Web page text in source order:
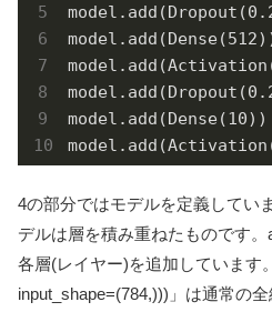
model.add(Dropout(
model.add(Dense(512
model.add(Dropout(
model.add(Dense(10))
4の部分ではモデルを定義してい
デルは層を積み重ねたものです
各層(レイヤー)を追加しています
input_shape=(784,)))」は通常の